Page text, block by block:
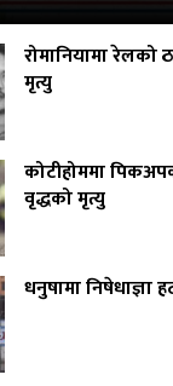
रोमानियामा
मृत्यु
कोटीहोममा
वृद्धको मृत्यु
धनुषामा निषेधाज्ञा